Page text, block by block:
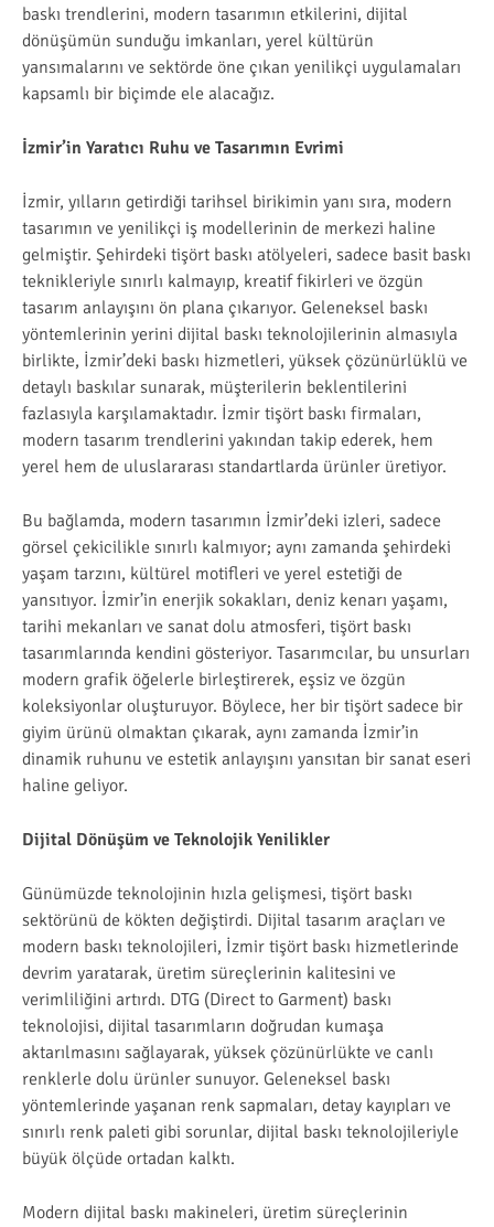
baskı trendlerini, modern tasarımın etkilerini, dijital
dönüşümün sunduğu imkanları, yerel kültürün
yansımalarını ve sektörde öne çıkan yenilikçi uygulamaları
kapsamlı bir biçimde ele alacağız.
İzmir’in Yaratıcı Ruhu ve Tasarımın Evrimi
İzmir, yılların getirdiği tarihsel birikimin yanı sıra, modern
tasarımın ve yenilikçi iş modellerinin de merkezi haline
gelmiştir. Şehirdeki tişört baskı atölyeleri, sadece basit baskı
teknikleriyle sınırlı kalmayıp, kreatif fikirleri ve özgün
tasarım anlayışını ön plana çıkarıyor. Geleneksel baskı
yöntemlerinin yerini dijital baskı teknolojilerinin almasıyla
birlikte, İzmir’deki baskı hizmetleri, yüksek çözünürlüklü ve
detaylı baskılar sunarak, müşterilerin beklentilerini
fazlasıyla karşılamaktadır. İzmir tişört baskı firmaları,
modern tasarım trendlerini yakından takip ederek, hem
yerel hem de uluslararası standartlarda ürünler üretiyor.
Bu bağlamda, modern tasarımın İzmir’deki izleri, sadece
görsel çekicilikle sınırlı kalmıyor; aynı zamanda şehirdeki
yaşam tarzını, kültürel motifleri ve yerel estetiği de
yansıtıyor. İzmir’in enerjik sokakları, deniz kenarı yaşamı,
tarihi mekanları ve sanat dolu atmosferi, tişört baskı
tasarımlarında kendini gösteriyor. Tasarımcılar, bu unsurları
modern grafik öğelerle birleştirerek, eşsiz ve özgün
koleksiyonlar oluşturuyor. Böylece, her bir tişört sadece bir
giyim ürünü olmaktan çıkarak, aynı zamanda İzmir’in
dinamik ruhunu ve estetik anlayışını yansıtan bir sanat eseri
haline geliyor.
Dijital Dönüşüm ve Teknolojik Yenilikler
Günümüzde teknolojinin hızla gelişmesi, tişört baskı
sektörünü de kökten değiştirdi. Dijital tasarım araçları ve
modern baskı teknolojileri, İzmir tişört baskı hizmetlerinde
devrim yaratarak, üretim süreçlerinin kalitesini ve
verimliliğini artırdı. DTG (Direct to Garment) baskı
teknolojisi, dijital tasarımların doğrudan kumaşa
aktarılmasını sağlayarak, yüksek çözünürlükte ve canlı
renklerle dolu ürünler sunuyor. Geleneksel baskı
yöntemlerinde yaşanan renk sapmaları, detay kayıpları ve
sınırlı renk paleti gibi sorunlar, dijital baskı teknolojileriyle
büyük ölçüde ortadan kalktı.
Modern dijital baskı makineleri, üretim süreçlerinin